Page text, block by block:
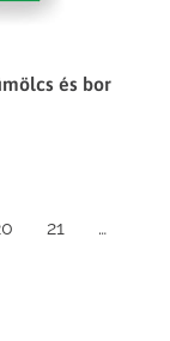
és bor
21
…